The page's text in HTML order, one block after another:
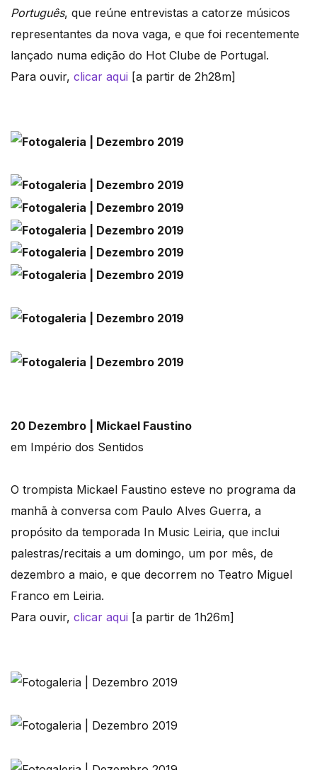
Português, que reúne entrevistas a catorze músicos
representantes da nova vaga, e que foi recentemente
lançado numa edição do Hot Clube de Portugal.
Para ouvir, clicar aqui [a partir de 2h28m]
20 Dezembro | Mickael Faustino
em Império dos Sentidos
O trompista Mickael Faustino esteve no programa da
manhã à conversa com Paulo Alves Guerra, a
propósito da temporada In Music Leiria, que inclui
palestras/recitais a um domingo, um por mês, de
dezembro a maio, e que decorrem no Teatro Miguel
Franco em Leiria.
Para ouvir, clicar aqui [a partir de 1h26m]